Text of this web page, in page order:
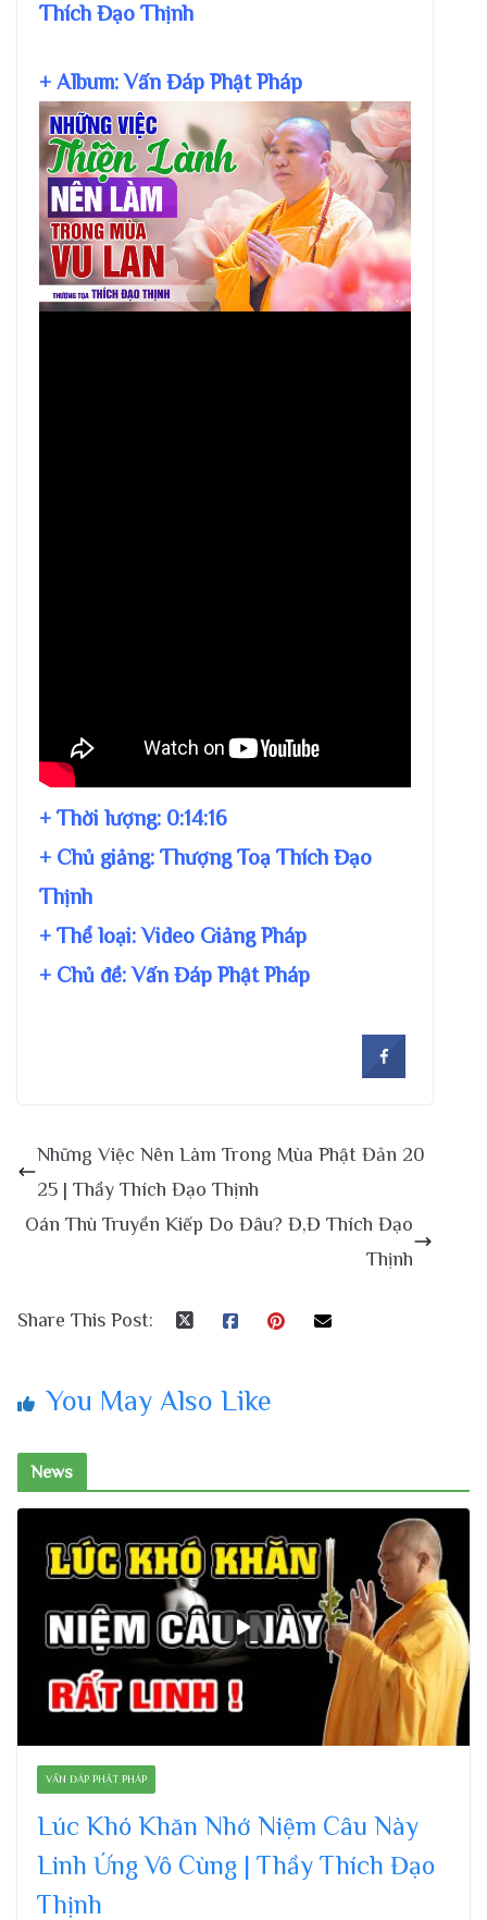
Thích Đạo Thịnh
+ Album: Vấn Đáp Phật Pháp
+ Thời lượng: 0:14:16
+ Chủ giảng: Thượng Toạ Thích Đạo
Thịnh
+ Thể loại: Video Giảng Pháp
+ Chủ đề:Vấn Đáp Phật Pháp
Những Việc Nên Làm Trong Mùa Phật Đản 20
25 | Thầy Thích Đạo Thịnh
Oán Thù Truyền Kiếp Do Đâu? Đ,Đ Thích Đạo
Thịnh
Share This Post:
You May Also Like
News
VẤN ĐÁP PHẬT PHÁP
Lúc Khó Khăn Nhớ Niệm Câu Này
Linh Ứng Vô Cùng | Thầy Thích Đạo
Thịnh